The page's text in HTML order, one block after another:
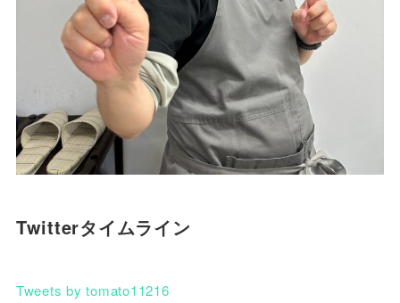
Twitterタイムライン
Tweets by tomato11216